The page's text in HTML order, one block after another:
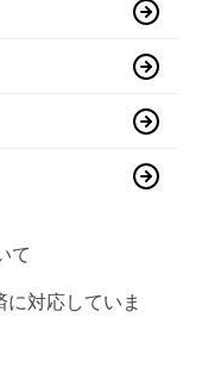
て
対応していま